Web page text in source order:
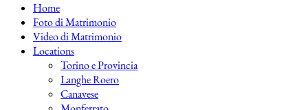
Home
Foto di Matrimonio
Video di Matrimonio
Locations
Torino e Provincia
Langhe Roero
Canavese